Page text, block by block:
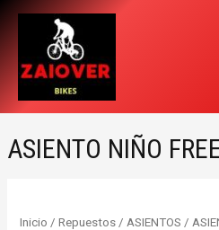
contenido
ASIENTO NIÑO
Inicio /Repuestos / ASIENTOS /